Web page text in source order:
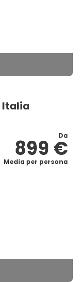
Italia
Da
899 €
Media per persona